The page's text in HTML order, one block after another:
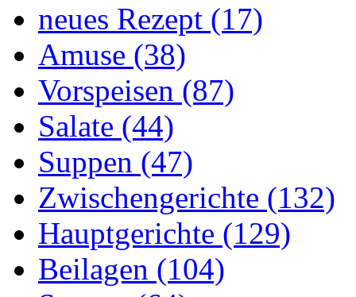
neues Rezept (17)
Amuse (38)
Vorspeisen (87)
Salate (44)
Suppen (47)
Zwischengerichte (132)
Hauptgerichte (129)
Beilagen (104)